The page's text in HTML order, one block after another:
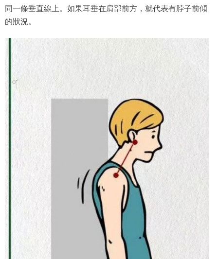
同一條垂直線上。如果耳垂在肩部前方，就代表有脖子前傾
的狀況。